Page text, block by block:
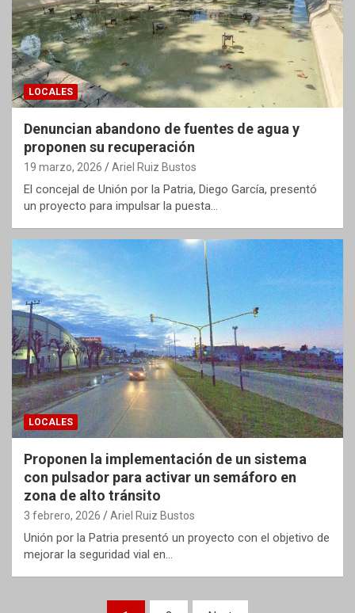
LOCALES
Denuncian abandono de fuentes de agua y
proponen su recuperación
19 marzo, 2026 Ariel Ruiz Bustos
El concejal de Unión por la Patria, Diego García, presentó
un proyecto para impulsar la puesta…
LOCALES
Proponen la implementación de un sistema
con pulsador para activar un semáforo en
zona de alto tránsito
3 febrero, 2026 Ariel Ruiz Bustos
Unión por la Patria presentó un proyecto con el objetivo de
mejorar la seguridad vial en…